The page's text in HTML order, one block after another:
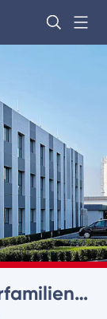
WeberHaus - Mehrfamilienhäuser